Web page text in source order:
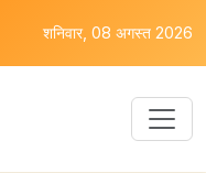
शनिवार, 08 अगस्त 2026